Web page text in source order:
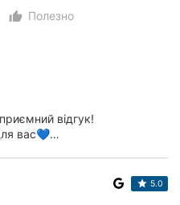
thumb_up_alt
Полезно
відгук!
вас💙…
5.0